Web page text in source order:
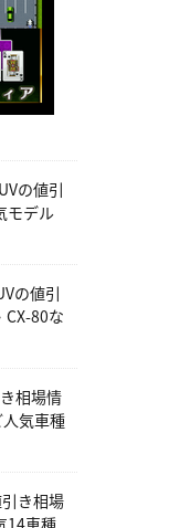
の値引
モデル
の値引
CX-80な
相場情
気車種
き相場
14車種